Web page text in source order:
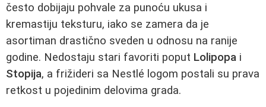
često dobijaju pohvale za punoću ukusa i
kremastiju teksturu, iako se zamera da je
asortiman drastično sveden u odnosu na ranije
godine. Nedostaju stari favoriti poput Lolipopa i
Stopija, a frižideri sa Nestlé logom postali su prava
retkost u pojedinim delovima grada.